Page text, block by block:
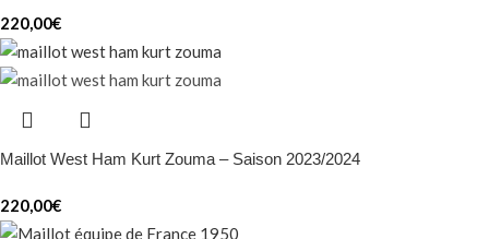
220,00€
Maillot West Ham Kurt Zouma – Saison 2023/2024
220,00€